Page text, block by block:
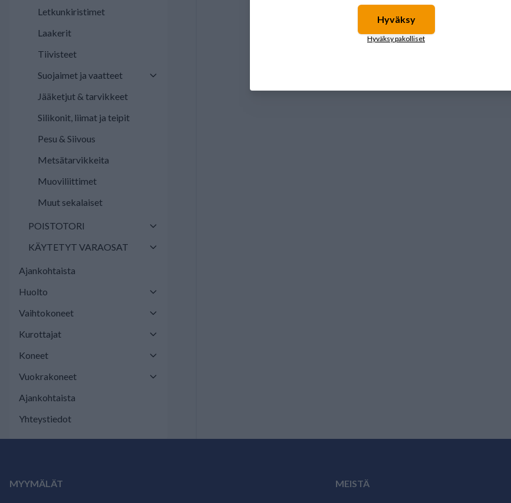
Letkunkiristimet
Laakerit
Tiivisteet
Suojaimet ja vaatteet
Jääketjut & tarvikkeet
Silikonit, liimat ja teipit
Pesu & Siivous
Metsätarvikkeita
Muoviliittimet
Muut sekalaiset
POISTOTORI
KÄYTETYT VARAOSAT
Ajankohtaista
Huolto
Vaihtokoneet
Kurottajat
Koneet
Vuokrakoneet
Ajankohtaista
Yhteystiedot
MYYMÄLÄT MEISTÄ
Hyväksy
Hyväksy pakolliset